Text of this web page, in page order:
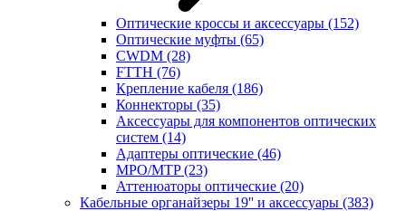
Оптические кроссы и аксессуары (152)
Оптические муфты (65)
CWDM (28)
FTTH (76)
Крепление кабеля (186)
Коннекторы (35)
Аксессуары для компонентов оптических
систем (14)
Адаптеры оптические (46)
MPO/MTP(23)
Аттенюаторы оптические (20)
Кабельные органайзеры 19'' и аксессуары (383)